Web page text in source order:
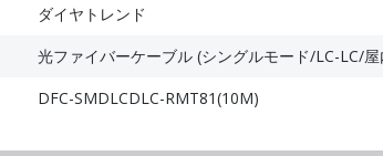
ダイヤトレンド
光ファイバーケーブル (シングルモード/LC-LC/
DFC-SMDLCDLC-RMT81(10M)